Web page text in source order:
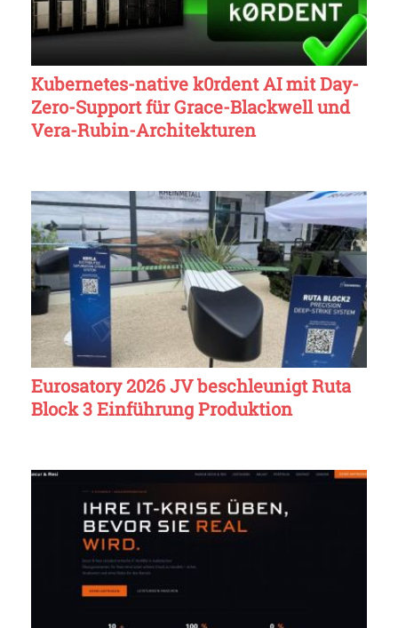
Kubernetes-native k0rdent AI mit Day-
Zero-Support für Grace-Blackwell und
Vera-Rubin-Architekturen
Eurosatory 2026 JV beschleunigt Ruta
Block 3 Einführung Produktion